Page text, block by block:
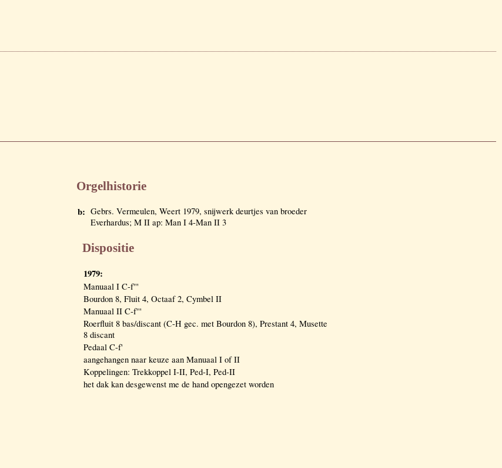
Orgelhistorie
b: Gebrs. Vermeulen, Weert 1979, snijwerk deurtjes van broeder
Everhardus; M II ap: Man I 4-Man II 3
Dispositie
1979:
Manuaal I C-f'''
Bourdon 8, Fluit 4, Octaaf 2, Cymbel II
Manuaal II C-f'''
Roerfluit 8 bas/discant (C-H gec. met Bourdon 8), Prestant 4, Musette
8 discant
Pedaal C-f'
aangehangen naar keuze aan Manuaal I of II
Koppelingen: Trekkoppel I-II, Ped-I, Ped-II
het dak kan desgewenst me de hand opengezet worden